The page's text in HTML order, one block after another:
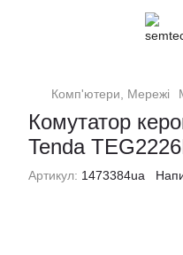
Комп'ютери, Мережі
Комутатор
Tenda
Артикул: 1473384ua